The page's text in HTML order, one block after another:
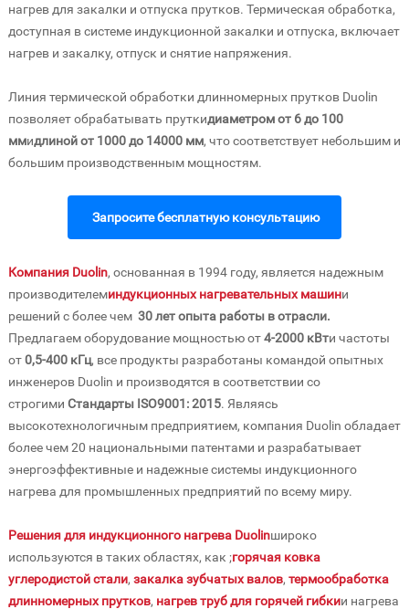
нагрев для закалки и отпуска прутков. Термическая обработка,
доступная в системе индукционной закалки и отпуска, включает
нагрев и закалку, отпуск и снятие напряжения.
Линия термической обработки длинномерных прутков Duolin
позволяет обрабатывать пруткидиаметром от 6 до 100
ммидлиной от 1000 до 14000 мм, что соответствует небольшим и
большим производственным мощностям.
Запросите бесплатную консультацию
Компания Duolin, основанная в 1994 году, является надежным
производителеминдукционных нагревательных машини
решений с более чем 30 лет опыта работы в отрасли.
Предлагаем оборудование мощностью от4-2000 кВти частоты
от0,5-400 кГц, все продукты разработаны командой опытных
инженеров Duolin и производятся в соответствии со
строгими Стандарты ISO9001: 2015. Являясь
высокотехнологичным предприятием, компания Duolin обладает
более чем 20 национальными патентами и разрабатывает
энергоэффективные и надежные системы индукционного
нагрева для промышленных предприятий по всему миру.
Решения для индукционного нагрева Duolinшироко
используются в таких областях, как ;горячая ковка
углеродистой стали, закалка зубчатых валов, термообработка
длинномерных прутков, нагрев труб для горячей гибкии нагрева